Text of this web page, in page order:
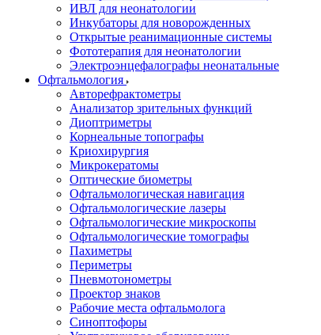
ИВЛ для неонатологии
Инкубаторы для новорожденных
Открытые реанимационные системы
Фототерапия для неонатологии
Электроэнцефалографы неонатальные
Офтальмология
Авторефрактометры
Анализатор зрительных функций
Диоптриметры
Корнеальные топографы
Криохирургия
Микрокератомы
Оптические биометры
Офтальмологическая навигация
Офтальмологические лазеры
Офтальмологические микроскопы
Офтальмологические томографы
Пахиметры
Периметры
Пневмотонометры
Проектор знаков
Рабочие места офтальмолога
Синоптофоры